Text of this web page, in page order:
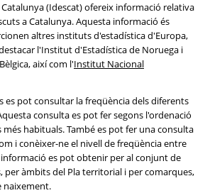
(Idescat) ofereix informació relativa
a Catalunya. Aquesta informació és
altres instituts d'estadística d'Europa,
l'Institut d'Estadística de Noruega i
així com l'Institut Nacional
es pot consultar la freqüència dels diferents
consulta es pot fer segons l'ordenació
habituals. També es pot fer una consulta
i conèixer-ne el nivell de freqüència entre
es pot obtenir per al conjunt de
per àmbits del Pla territorial i per comarques,
naixement.